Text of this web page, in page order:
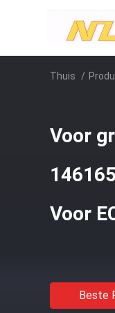
Thuis /
Voor
Voor
Beste